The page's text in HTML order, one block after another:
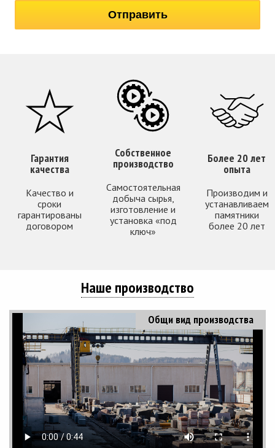
Гарантия
качества
Качество и
сроки
гарантированы
договором
Собственное
производство
Самостоятельная
добыча сырья,
изготовление и
установка «под
ключ»
Более 20 лет
опыта
Производим и
устанавливаем
памятники
более 20 лет
Наше производство
Общи вид производства